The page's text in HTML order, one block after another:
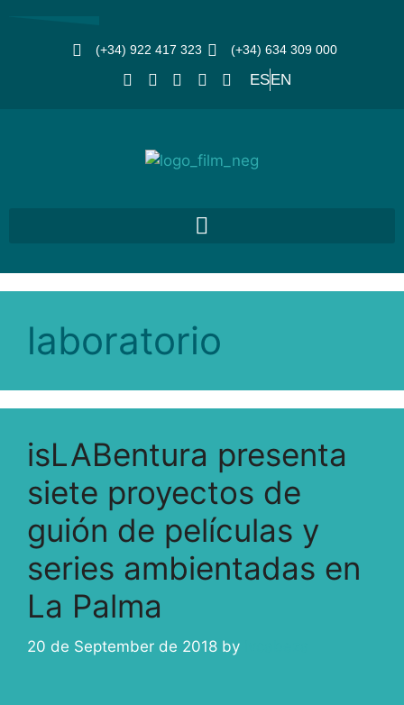
(+34) 922 417 323 (+34) 634 309 000
ESEN
laboratorio
isLABentura presenta
siete proyectos de
guión de películas y
series ambientadas en
La Palma
20 de September de 2018 by